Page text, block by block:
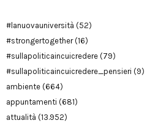
#lanuovauniversità (52)
#strongertogether(16)
#sullapoliticaincuicredere (79)
#sullapoliticaincuicredere_pensieri (9)
ambiente (664)
appuntamenti (681)
attualità (13.952)